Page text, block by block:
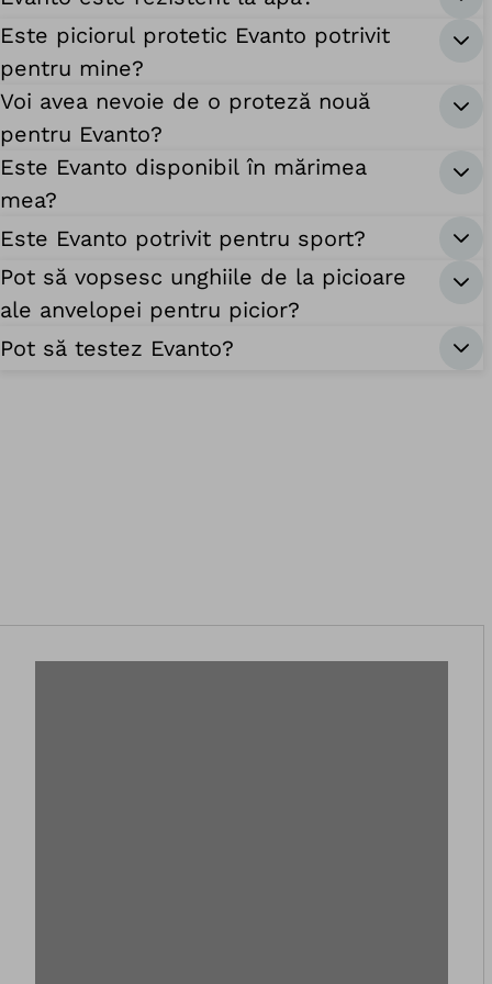
Este piciorul protetic Evanto potrivit
pentru mine?
Voi avea nevoie de o proteză nouă
pentru Evanto?
Este Evanto disponibil în mărimea
mea?
Este Evanto potrivit pentru sport?
Pot să vopsesc unghiile de la picioare
ale anvelopei pentru picior?
Pot să testez Evanto?